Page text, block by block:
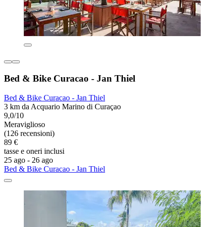
Bed & Bike Curacao - Jan Thiel
Bed & Bike Curacao - Jan Thiel
3 km da Acquario Marino di Curaçao
9,0/10
Meraviglioso
(126 recensioni)
89 €
tasse e oneri inclusi
25 ago - 26 ago
Bed & Bike Curacao - Jan Thiel